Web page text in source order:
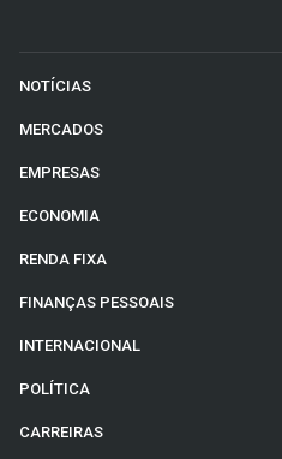
NOTÍCIAS
MERCADOS
EMPRESAS
ECONOMIA
RENDA FIXA
FINANÇAS PESSOAIS
INTERNACIONAL
POLÍTICA
CARREIRAS